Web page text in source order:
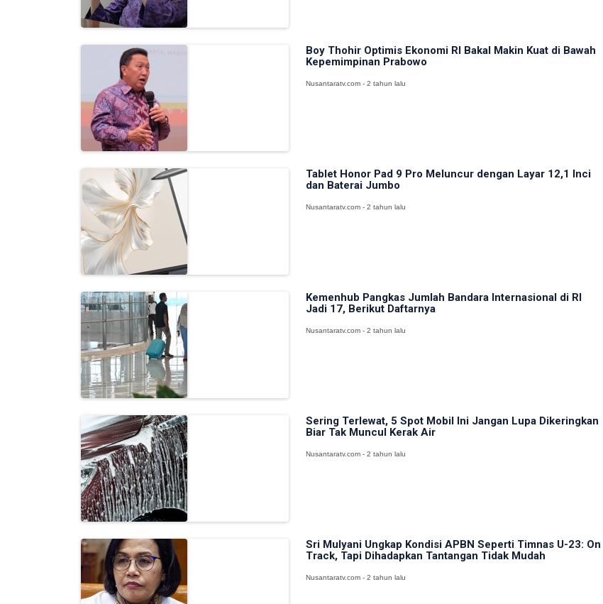
Boy Thohir Optimis Ekonomi RI Bakal Makin Kuat di Bawah
Kepemimpinan Prabowo
Nusantaratv.com - 2 tahun lalu
Tablet Honor Pad 9 Pro Meluncur dengan Layar 12,1 Inci
dan Baterai Jumbo
Nusantaratv.com - 2 tahun lalu
Kemenhub Pangkas Jumlah Bandara Internasional di RI
Jadi 17, Berikut Daftarnya
Nusantaratv.com - 2 tahun lalu
Sering Terlewat, 5 Spot Mobil Ini Jangan Lupa Dikeringkan
Biar Tak Muncul Kerak Air
Nusantaratv.com - 2 tahun lalu
Sri Mulyani Ungkap Kondisi APBN Seperti Timnas U-23: On
Track, Tapi Dihadapkan Tantangan Tidak Mudah
Nusantaratv.com - 2 tahun lalu